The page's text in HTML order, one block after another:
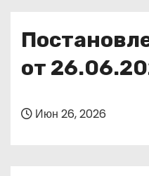
от
Июн 26, 2026